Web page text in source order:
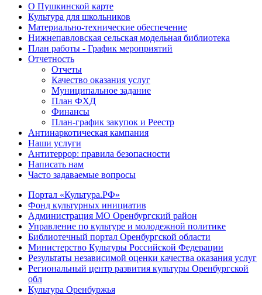
О Пушкинской карте
Культура для школьников
Материально-технические обеспечение
Нижнепавловская сельская модельная библиотека
План работы - График мероприятий
Отчетность
Отчеты
Качество оказания услуг
Муниципальное задание
План ФХД
Финансы
План-график закупок и Реестр
Антинаркотическая кампания
Наши услуги
Антитеррор: правила безопасности
Написать нам
Часто задаваемые вопросы
Портал «Культура.РФ»
Фонд культурных инициатив
Администрация МО Оренбургский район
Управление по культуре и молодежной политике
Библиотечный портал Оренбургской области
Министерство Культуры Российской Федерации
Результаты независимой оценки качества оказания услуг
Региональный центр развития культуры Оренбургской
обл
Культура Оренбуржья